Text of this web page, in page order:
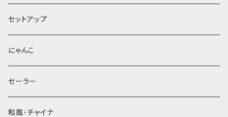
セットアップ
にゃんこ
セーラー
和風･チャイナ